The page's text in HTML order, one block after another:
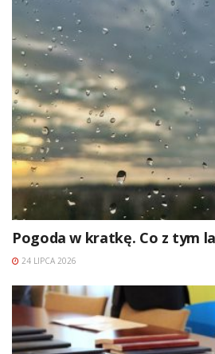
Pogoda w kratkę. Co z tym
24 LIPCA 2026